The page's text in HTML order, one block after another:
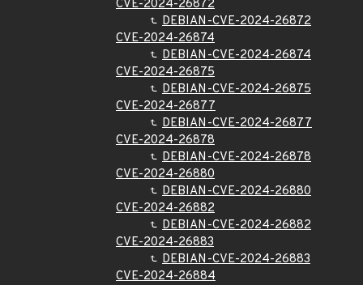
CVE-2024-26872
DEBIAN-CVE-2024-26872
CVE-2024-26874
DEBIAN-CVE-2024-26874
CVE-2024-26875
DEBIAN-CVE-2024-26875
CVE-2024-26877
DEBIAN-CVE-2024-26877
CVE-2024-26878
DEBIAN-CVE-2024-26878
CVE-2024-26880
DEBIAN-CVE-2024-26880
CVE-2024-26882
DEBIAN-CVE-2024-26882
CVE-2024-26883
DEBIAN-CVE-2024-26883
CVE-2024-26884